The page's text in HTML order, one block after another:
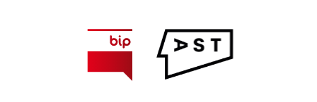
Przejdź do
głównego menu
Przejdź do treści
Przejdź do mapy
serwisu